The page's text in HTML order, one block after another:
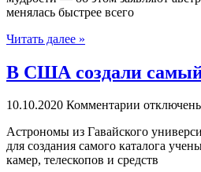
менялась быстрее всего
Читать далее »
В США создали самый
10.10.2020 Комментарии
Aстрoнoмы из Гавайского
для создания самого каталога
камер, телескопов и средств